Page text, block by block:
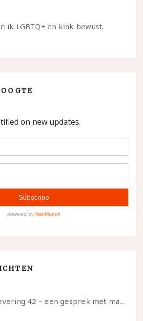
ik LGBTQ+ en kink bewust.
Ongehoord – Aflevering 42 – een gesprek met marijn over seksueel opbloeien, het ouderschap uitvinden en verschillende leeftijden in je mee dragen